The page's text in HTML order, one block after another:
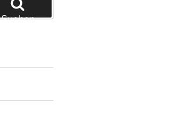
Suchen